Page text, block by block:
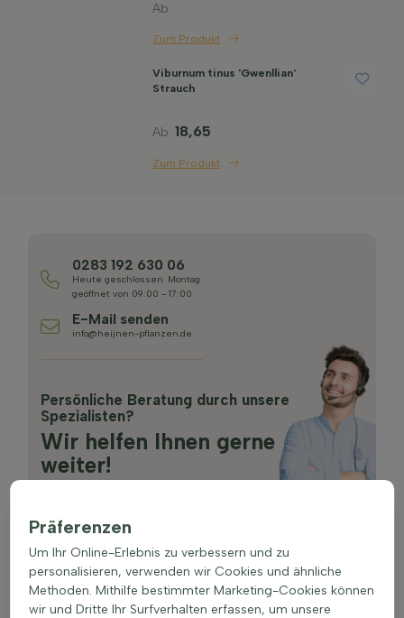
Ab
Zum Produkt
Viburnum tinus 'Gwenllian'
Strauch
Ab 18,65
Zum Produkt
0283 192 630 06
Heute geschlossen. Montag
geöffnet von 09:00 - 17:00
E-Mail senden
info@heijnen-pflanzen.de
Persönliche Beratung durch unsere
Spezialisten?
Wir helfen Ihnen gerne
weiter!
Präferenzen
Um Ihr Online-Erlebnis zu verbessern und zu
personalisieren, verwenden wir Cookies und ähnliche
Methoden. Mithilfe bestimmter Marketing-Cookies können
wir und Dritte Ihr Surfverhalten erfassen, um unsere